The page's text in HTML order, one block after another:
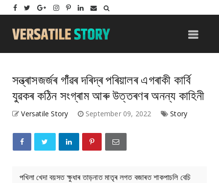
সন্ত্ৰাসজৰ্জৰ গাঁঁৱৰ দৰিদ্ৰ পৰিয়ালৰ এগৰাকী কাৰ্বি
যুৱকৰ কঠিন সংগ্ৰাম আৰু উত্তৰণৰ অনন্য কাহিনী
Versatile Story September 09, 2022 Story
পখিলা খেদা বয়সত ক্ষুধাৰ তাড়নাত মাতৃৰ লগত বজাৰত শাকপাচলি বেচি